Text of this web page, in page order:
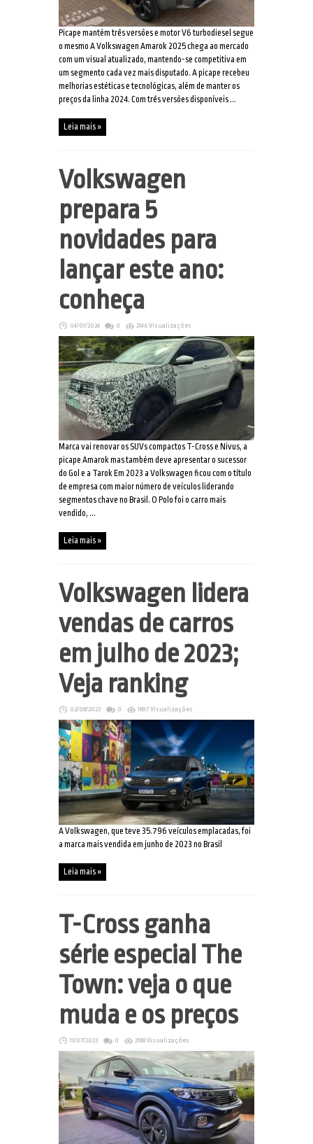
Picape mantém três versões e motor V6 turbodiesel segue
o mesmo A Volkswagen Amarok 2025 chega ao mercado
com um visual atualizado, mantendo-se competitiva em
um segmento cada vez mais disputado. A picape recebeu
melhorias estéticas e tecnológicas, além de manter os
preços da linha 2024. Com três versões disponíveis ...
Leia mais »
Volkswagen
prepara 5
novidades para
lançar este ano:
conheça
04/01/2024 0 2146 Visualizações
Marca vai renovar os SUVs compactos T-Cross e Nivus, a
picape Amarok mas também deve apresentar o sucessor
do Gol e a Tarok Em 2023 a Volkswagen ficou com o título
de empresa com maior número de veículos liderando
segmentos chave no Brasil. O Polo foi o carro mais
vendido, ...
Leia mais »
Volkswagen lidera
vendas de carros
em julho de 2023;
Veja ranking
02/08/2023 0 1897 Visualizações
A Volkswagen, que teve 35.796 veículos emplacadas, foi
a marca mais vendida em junho de 2023 no Brasil
Leia mais »
T-Cross ganha
série especial The
Town: veja o que
muda e os preços
11/07/2023 0 2188 Visualizações